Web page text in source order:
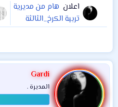
اعلان هام من مديرية
تربية الكرخ_الثالثة
على جميع
على ملاك مديريتنا (
الوجبة الاولى ) من
المحاضرين حصرا
Gardi
المديرة .